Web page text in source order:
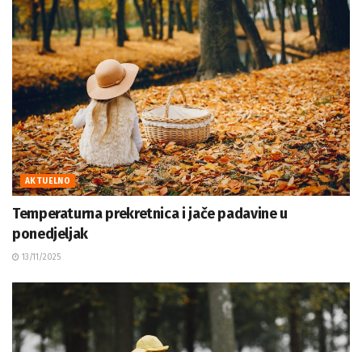
AKTUELNO
Temperaturna prekretnica i jače padavine u
ponedjeljak
13/11/2025